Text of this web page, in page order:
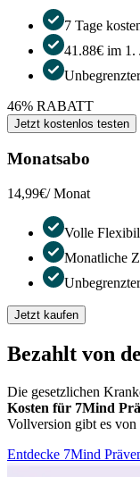
7 Tage
41.88€ im 1.
46% RABATT
Jetzt kostenlos testen
Monatsabo
14,99€/ Monat
Volle
Monatliche
Jetzt kaufen
Bezahlt von
Die gesetzlichen
Kosten für 7Mind
Vollversion gibt es von
Entdecke 7Mind